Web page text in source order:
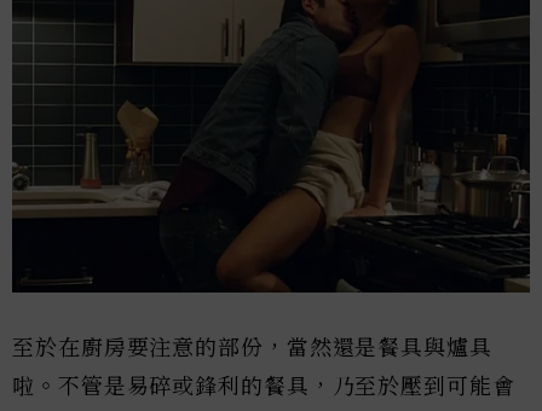
至於在廚房要注意的部份，當然還是餐具與爐具
啦。不管是易碎或鋒利的餐具，乃至於壓到可能會